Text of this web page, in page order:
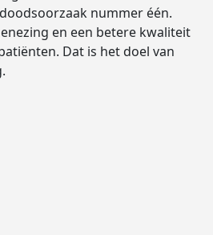
nummer één.
en een betere kwaliteit
Dat is het doel van